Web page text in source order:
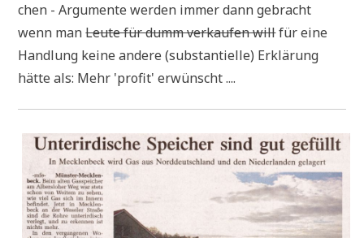
chen - Argu­men­te wer­den immer dann gebracht
wenn manLeu­te für dumm ver­kau­fen willfür eine
Hand­lung kei­ne ande­re (sub­stan­ti­el­le) Erklä­rung
hät­te als: Mehr 'pro­fit' erwünscht ....